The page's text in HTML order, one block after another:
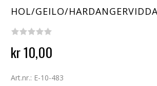
HOL/GEILO/
kr 10,00
Art.nr.: E-10-483